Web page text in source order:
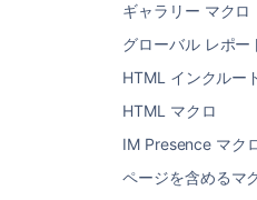
ギャラリー マクロ
グローバル レポー
HTML インクルー
HTML マクロ
IM Presence マク
ページを含めるマ
エディタのツール
[その他のマクロ]
[ 形式設定] カテゴ
します。
任意のパラメータ
ままにすると、枠
挿入] をクリック